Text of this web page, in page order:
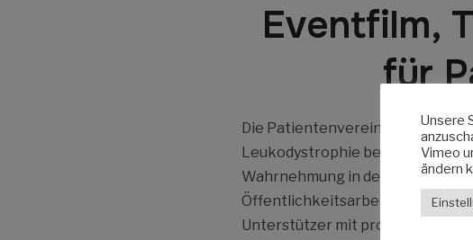
Eventfilm,
für
Die Patientenvereinigung ELA
Leukodystrophie betroffen sind.
Wahrnehmung in der
Öffentlichkeitsarbeit: Mit dem
Unterstützer mit prominenten
Unsere
Vimeo
ändern